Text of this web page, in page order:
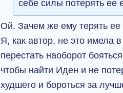
себе силы потерять ее
Ой. Зачем же ему терять
Я, как автор, не это имела
перестать наоборот
чтобы найти Иден и не
худшего и бороться за